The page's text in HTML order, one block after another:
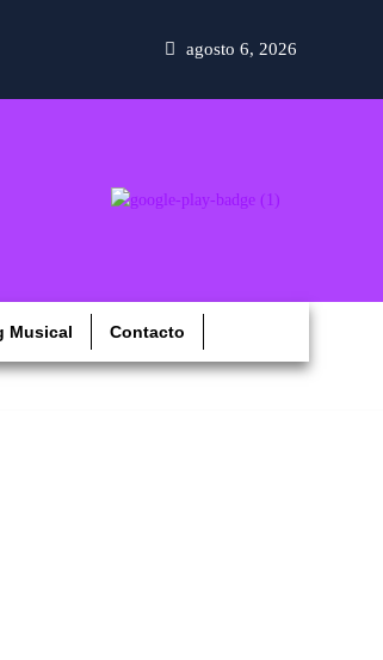
agosto 6, 2026
Musical Contacto